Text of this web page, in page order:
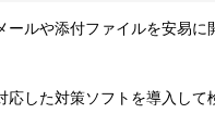
ルや添付ファイルを安易に
した対策ソフトを導入して